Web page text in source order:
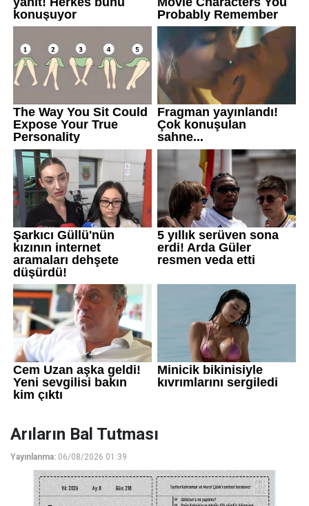
Arıların Bal Tutması
Yayınlanma: 06/08/2026 01:39